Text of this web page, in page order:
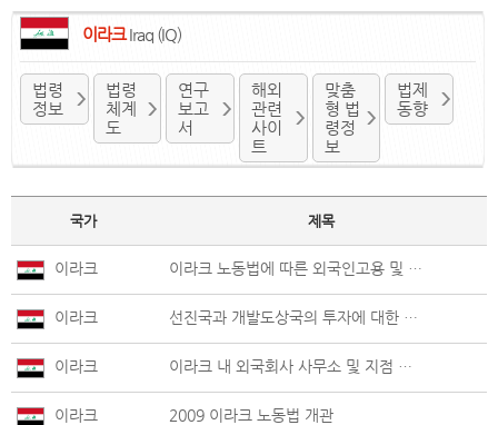
이라크Iraq (IQ)
법령
정보
법령
체계
도
연구
보고
서
해외
관련
사이
트
맞춤
형 법
령정
보
법제
동향
국가 제목
이라크 이라크 노동법에 따른 외국인고용 및 근로계약관계
이라크 선진국과 개발도상국의 투자에 대한 목적 및 시각과 투자법의 제정배경 비교분석
이라크 이라크 내 외국회사 사무소 및 지점 등기규정 및 절차
이라크 2009 이라크 노동법 개관